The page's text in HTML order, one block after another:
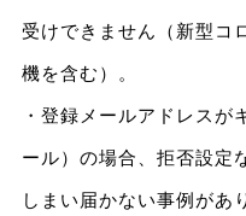
受けできません（新型コ
機を含む）。
・登録メールアドレスが
ール）の場合、拒否設定
しまい届かない事例があ